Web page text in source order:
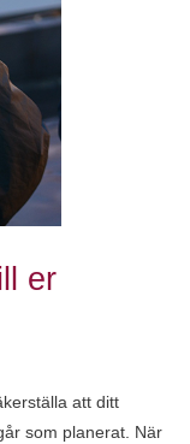
er
att ditt
som planerat. När